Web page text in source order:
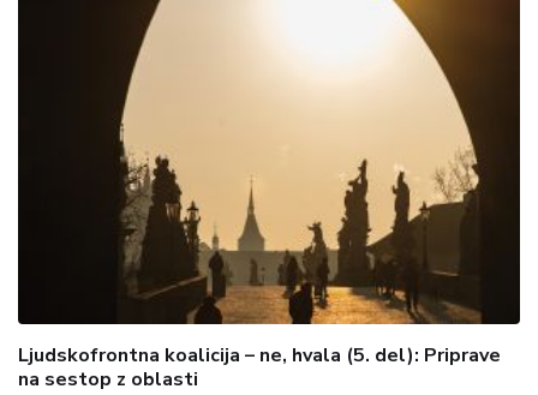
Ljudskofrontna koalicija – ne, hvala (5. del): Priprave
na sestop z oblasti